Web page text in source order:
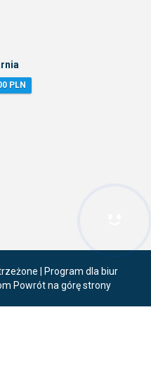
PLN
| Program dla biur
Powrót na górę strony